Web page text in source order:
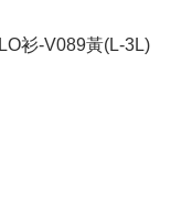
衫-V089黃(L-3L)